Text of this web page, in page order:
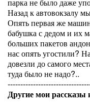
Назад к автовокзалу
Опять первая же
бабушка с дедом и их
больших пакетов
нас опять угостили?
довезли до самого
туда было не надо?..
Другие мои